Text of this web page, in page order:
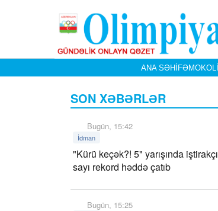
ANA SƏHIFƏMOK
SON XƏBƏRLƏR
Bugün, 15:42
İdman
"Kürü keçək?! 5" yarışında iştirakçı
sayı rekord həddə çatıb
Bugün, 15:25